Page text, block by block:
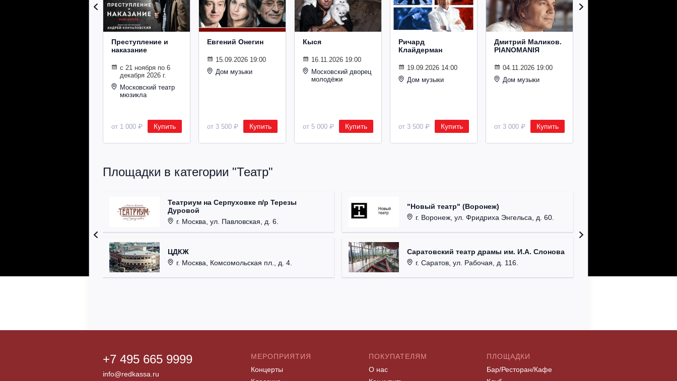
Преступление и
наказание
с 21 ноября по 6
декабря 2026 г.
Московский театр
мюзикла
от 1 000 ₽ Купить
Евгений Онегин
15.09.2026 19:00
Дом музыки
от 3 500 ₽ Купить
Кыся
16.11.2026 19:00
Московский дворец
молодёжи
от 5 000 ₽ Купить
Ричард
Клайдерман
19.09.2026 14:00
Дом музыки
от 3 500 ₽ Купить
Дмитрий Маликов.
PIANOMANIЯ
04.11.2026 19:00
Дом музыки
от 3 000 ₽ Купить
Площадки в категории "Театр"
Театриум на Серпуховке п/р Терезы
Дуровой
г. Москва, ул. Павловская, д. 6.
ЦДКЖ
г. Москва, Комсомольская пл., д. 4.
"Новый театр" (Воронеж)
г. Воронеж, ул. Фридриха Энгельса, д. 60.
Саратовский театр драмы им. И.А. Слонова
г. Саратов, ул. Рабочая, д. 116.
+7 495 665 9999
info@redkassa.ru
МЕРОПРИЯТИЯ
Концерты
ПОКУПАТЕЛЯМ
О нас
ПЛОЩАДКИ
Бар/Ресторан/Кафе